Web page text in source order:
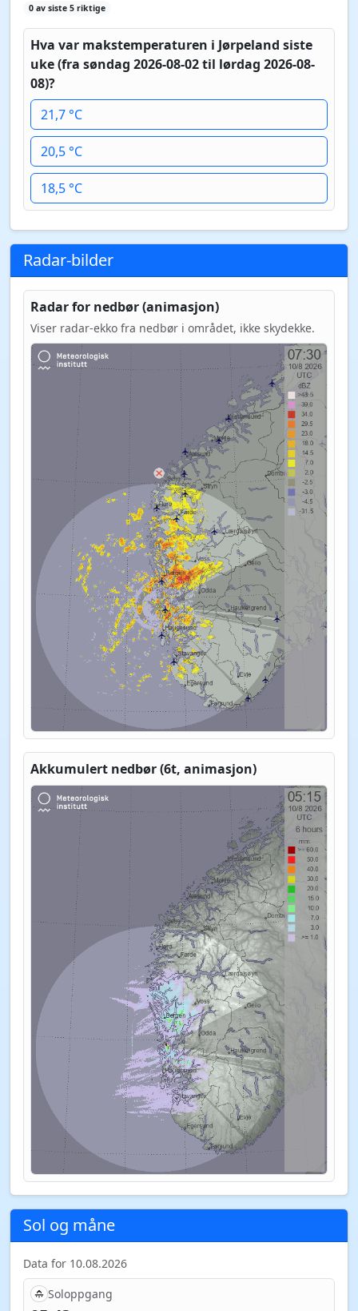
0 av siste 5 riktige
Hva var makstemperaturen i Jørpeland siste
uke (fra søndag 2026-08-02 til lørdag 2026-08-
08)?
21,7 °C
20,5 °C
18,5 °C
Radar-bilder
Radar for nedbør (animasjon)
Viser radar-ekko fra nedbør i området, ikke skydekke.
Akkumulert nedbør (6t, animasjon)
Sol og måne
Data for 10.08.2026
Soloppgang